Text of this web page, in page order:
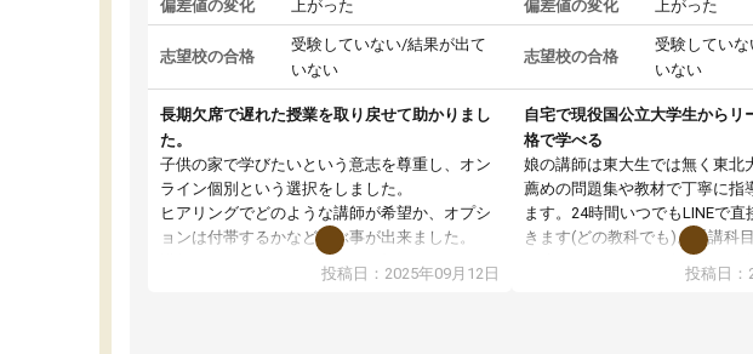
偏差値の変化 上がった
志望校の合格
受験していない/結果が出て
いない
長期欠席で遅れた授業を取り戻せて助かりまし
た。
子供の家で学びたいという意志を尊重し、オン
ライン個別という選択をしました。
ヒアリングでどのような講師が希望か、オプシ
ョンは付帯するかなど選ぶ事が出来ました。
講師とのマッチング後講師との初回ミーティン
グを行い、その講師で良いか他の講師を希望す
投稿日：2025年09月12日
偏差値の変化 上がった
志望校の合格
受験してい
いない
自宅で現役国公立大学生からリ
格で学べる
娘の講師は東大生では無く東北
薦めの問題集や教材で丁寧に指
ます。24時間いつでもLINEで
きます(どの教科でも)。受講科
に決めれるので、個人に合った
思います。カリキュラム相談み
投稿日：